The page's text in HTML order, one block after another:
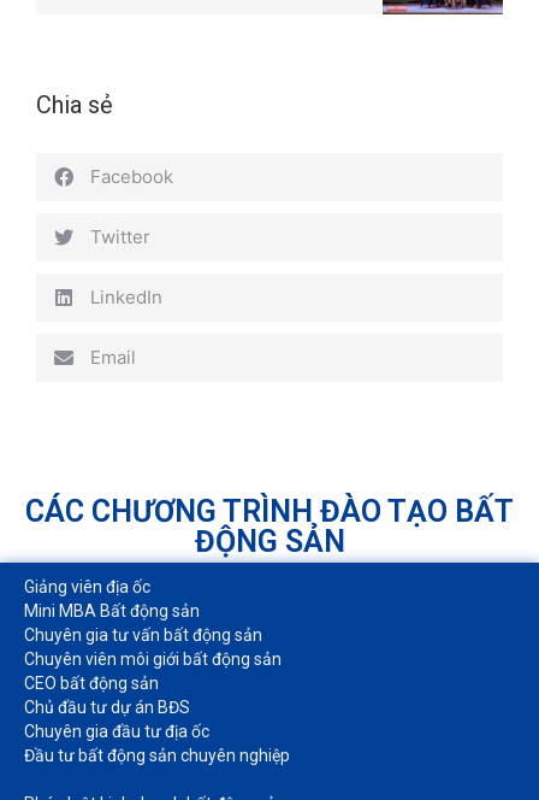
Chia sẻ
Facebook
Twitter
LinkedIn
Email
CÁC CHƯƠNG TRÌNH ĐÀO TẠO BẤT
ĐỘNG SẢN
Giảng viên địa ốc
Mini MBA Bất động sản
Chuyên gia tư vấn bất động sản
Chuyên viên môi giới bất động sản​
CEO bất động sản
Chủ đầu tư dự án BĐS
Chuyên gia đầu tư địa ốc​
Đầu tư bất động sản chuyên nghiệp